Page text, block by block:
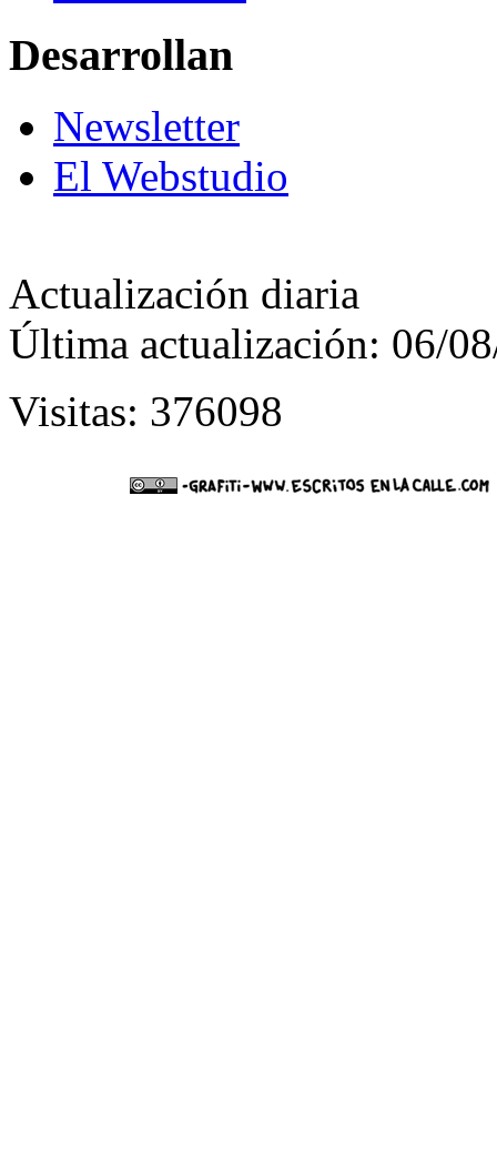
Desarrollan
Newsletter
El Webstudio
Actualización diaria
Última actualización: 06/
Visitas: 376098